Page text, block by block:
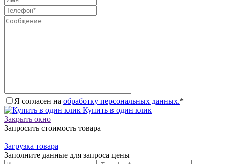
Я согласен на обработку персональных данных.*
Купить в один клик
Закрыть окно
Запросить стоимость товара
Загрузка товара
Заполните данные для запроса цены